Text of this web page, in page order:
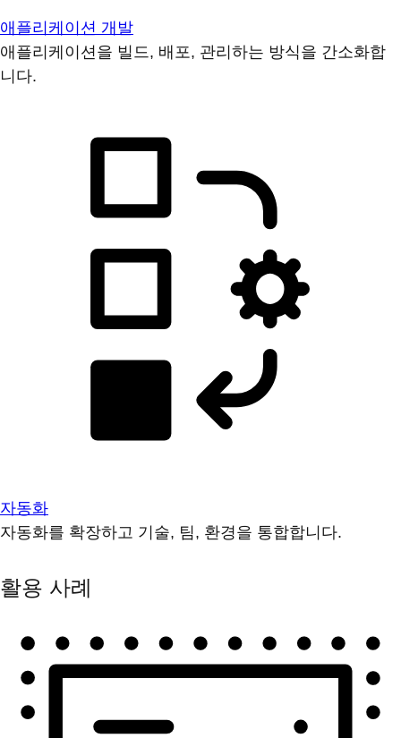
애플리케이션 개발
애플리케이션을 빌드, 배포, 관리하는 방식을 간소화합
니다.
자동화
자동화를 확장하고 기술, 팀, 환경을 통합합니다.
활용 사례